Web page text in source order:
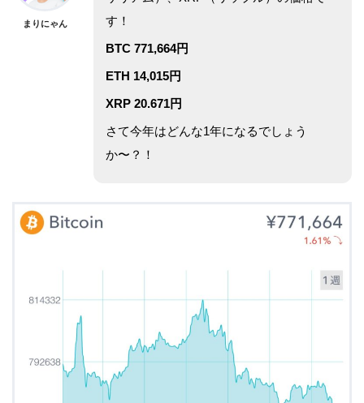
まりにゃん
す！
BTC 771,664円
ETH 14,015円
XRP 20.671円
さて今年はどんな1年になるでしょう
か〜？！